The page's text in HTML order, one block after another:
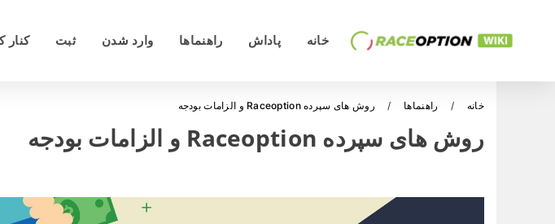
کنار ثبت وارد شدن راهنماها پاداش خانه
خانه راهنماها روش های سپرده Raceoption و الزامات بودجه
روش های سپرده Raceoption و الزامات بودجه